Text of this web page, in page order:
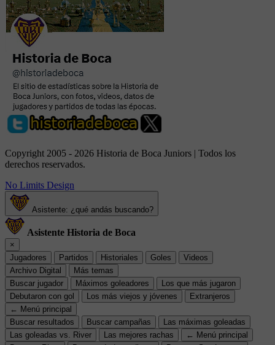
Copyright 2005 - 2026 Historia de Boca Juniors | Todos los
derechos reservados.
No Limits Design
Asistente: ¿qué andás buscando?
Asistente Historia de Boca
×
Jugadores
Partidos Historiales Goles
Videos
Archivo Digital
Más temas
Buscar jugador
Máximos goleadores
Los que más jugaron
Debutaron con gol
Los más viejos y jóvenes
Extranjeros
← Menú principal
Buscar resultados
Buscar campañas
Las máximas goleadas
Las goleadas vs. River
Las mejores rachas
← Menú principal